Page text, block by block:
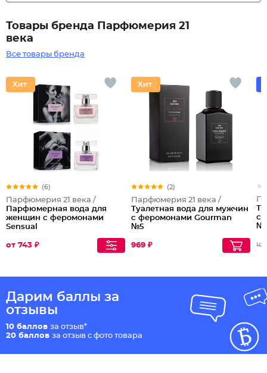
Товары бренда Парфюмерия 21
века
Все товары бренда
(6)
Парфюмерия 21 века /
Парфюмерная вода для
женщин с феромонами
Sensual
от 743 ₽
(2)
Парфюмерия 21 века /
Туалетная вода для мужчин
с феромонами Gourman
№5
969 ₽
с
Дарим баллы за
отзывы
10 баллов за отзыв*
20 баллов за отзыв с фото товара